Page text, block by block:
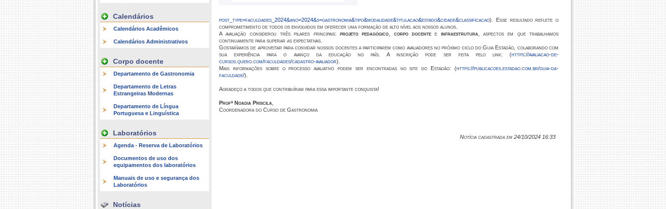
Calendários
Calendários Acadêmicos
Calendários Administrativos
Corpo docente
Departamento de Gastronomia
Departamento de Letras
Estrangeiras Modernas
Departamento de Língua
Portuguesa e Linguística
Laboratórios
Agenda - Reserva de Laboratórios
Documentos de uso dos
equipamentos dos laboratórios
Manuais de uso e segurança dos
Laboratórios
Notícias
post_type=faculdades_2024&ano=2024&s=gastronomia&tipo&modalidade&titulacao&estado&cidade&classificacao). Esse resultado reflete o
comprometimento de todos os envolvidos em oferecer uma formação de alto nível aos nossos alunos.
A avaliação considerou três pilares principais: projeto pedagógico corpo docente e infraestrutura , aspectos em que trabalhamos
continuamente para superar as expectativas.
Gostaríamos de aproveitar para convidar nossos docentes a participarem como avaliadores no próximo ciclo doGuia Estadão , colaborando com
sua experiência para o avanço da educação no país. A inscrição pode ser feita pelo link: (https://avaliacao-de-
cursos.quero.com/faculdades/cadastro-avaliador).
Mais informações sobre o processo avaliativo podem ser encontradas no site do Estadão: (https://publicacoes.estadao.com.br/guia-da-
faculdade/).
Agradeço a todos que contribuíram para essa importante conquista!
Profª Noadia Priscila
Coordenadora do Curso de Gastronomia
Notícia cadastrada em 24/10/2024 16:33